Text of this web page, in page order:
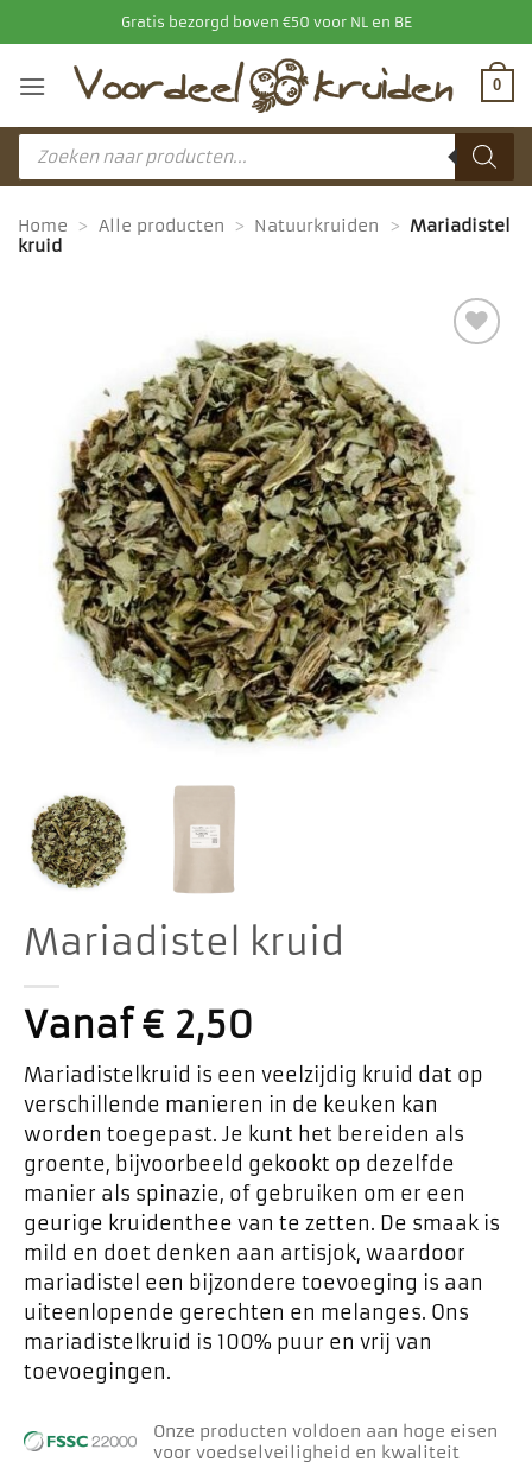
naar
inhoud
Gratis bezorgd boven €50 voor NL en BE
0
Producten
zoeken
Home > Alle producten > Natuurkruiden > Mariadistel
kruid
favorieten
Mariadistel kruid
Vanaf€2,50
Mariadistelkruid is een veelzijdig kruid dat op
verschillende manieren in de keuken kan
worden toegepast. Je kunt het bereiden als
groente, bijvoorbeeld gekookt op dezelfde
manier als spinazie, of gebruiken om er een
geurige kruidenthee van te zetten. De smaak is
mild en doet denken aan artisjok, waardoor
mariadistel een bijzondere toevoeging is aan
uiteenlopende gerechten en melanges. Ons
mariadistelkruid is 100% puur en vrij van
toevoegingen.
Onze producten voldoen aan hoge eisen
voor voedselveiligheid en kwaliteit